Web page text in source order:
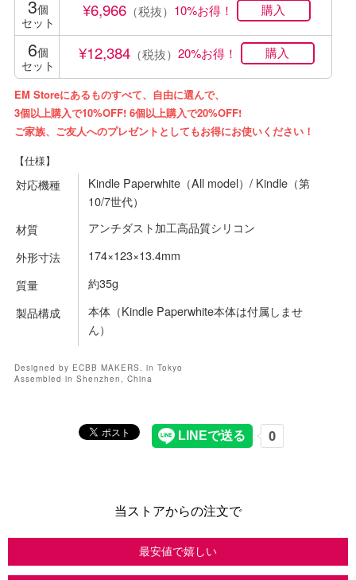
3個
セット
¥6,966 （税抜） 10%お得！
6個
セット
¥12,384 （税抜）20%お得！
EM Storeにあるものすべて、自由に選んで、
3個以上購入で10%OFF! 6個以上購入で20%OFF!
ご家族、ご友人へのプレゼントとしてもお得にお使いください！
【仕様】
対応機種
Kindle Paperwhite（All model）/ Kindle（第
10/7世代）
材質
アンチダスト加工高品質シリコン
外形寸法
174×123×13.4mm
質量
約35g
製品構成
本体（Kindle Paperwhite本体は付属しませ
ん）
Designed by ECBB MAKERS. in Tokyo
Assembled in Shenzhen, China
当ストアからの注文で
最安値で嬉しい